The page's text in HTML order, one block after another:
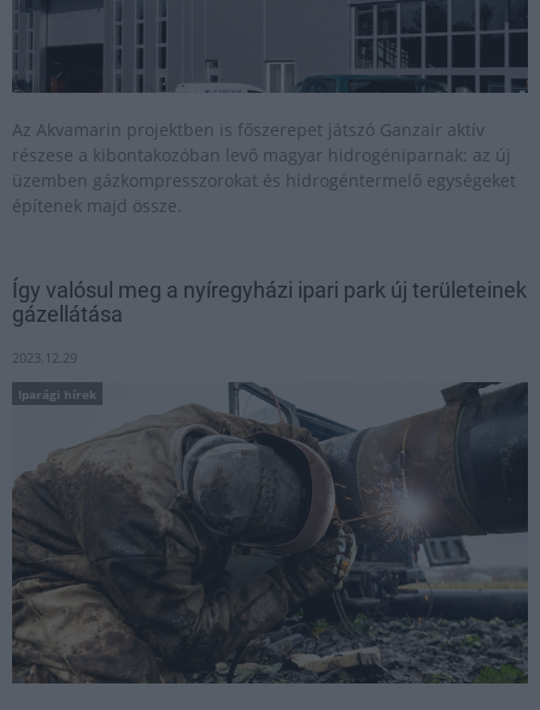
Az Akvamarin projektben is főszerepet játszó Ganzair aktív
részese a kibontakozóban levő magyar hidrogéniparnak: az új
üzemben gázkompresszorokat és hidrogéntermelő egységeket
építenek majd össze.
Így valósul meg a nyíregyházi ipari park új területeinek
gázellátása
2023.12.29
Iparági hírek